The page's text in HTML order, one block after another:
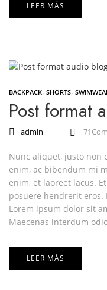
LEER MÁS
BACKPACK, SHORTS,
Post format
admin 71
Nunc aliquet, justo non
enim, ac bibendum mi
enim, et laoreet lacus.
posuere hendrerit
Lorem ipsum dolor sit
Maecenas interdum
LEER MÁS